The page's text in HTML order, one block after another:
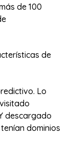
de 100
de
Lo
descargado
dominios